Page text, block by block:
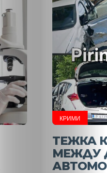
КРИМИ
ТЕЖКА
МЕЖДУ